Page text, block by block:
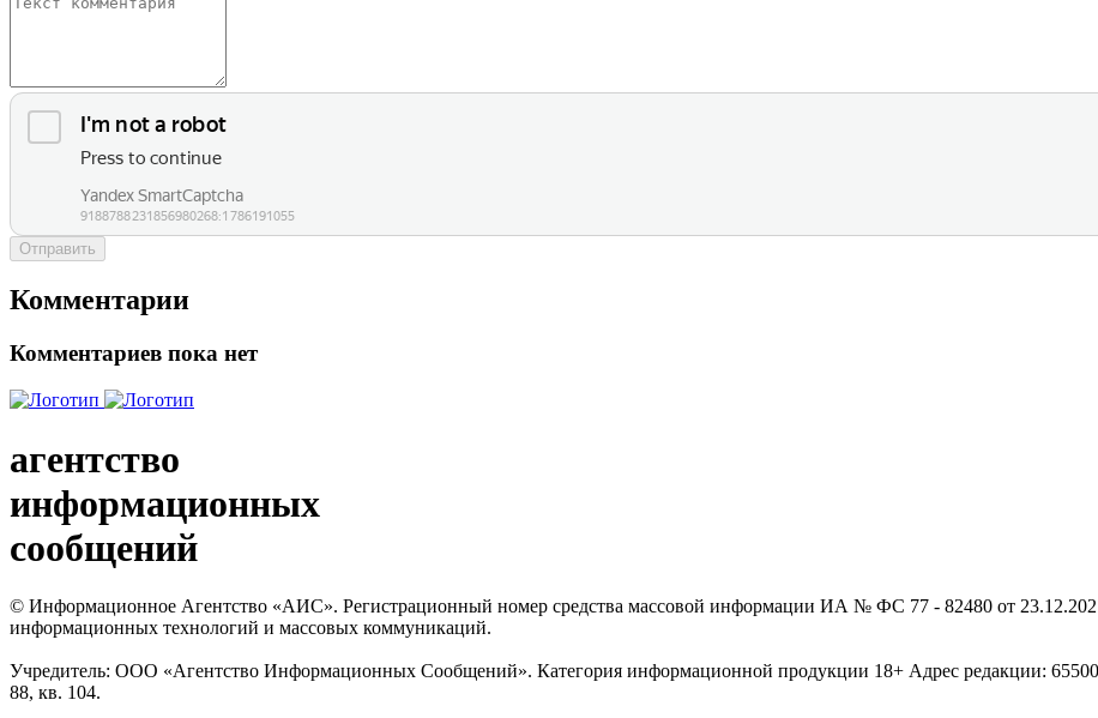
Отправить
Комментарии
Комментариев пока нет
агентство
информационных
сообщений
© Информационное Агентство «АИС». Регистрационный номер средства массовой информации ИА № ФС 77 - 82480 от
информационных технологий и массовых коммуникаций.
Учредитель: ООО «Агентство Информационных Сообщений». Категория информационной продукции 18+ Адрес редакции:
88, кв. 104.